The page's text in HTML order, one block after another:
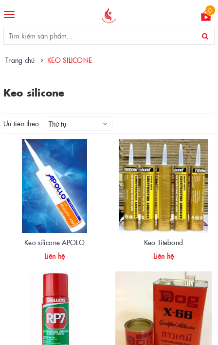
Toggle
navigation
0
Trang chủ KEO SILICONE
Keo silicone
Ưu tiên theo: Thứ tự
Keo silicone APOLO
Liên hệ
Keo Titebond
Liên hệ